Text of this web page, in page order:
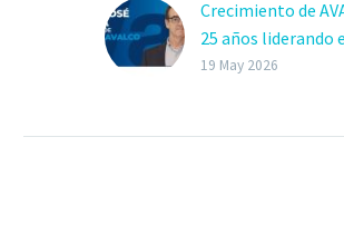
Crecimiento de
25 años liderando
sector
19 May 2026